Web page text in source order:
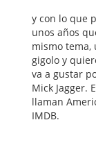
y con lo que
unos años
mismo tema,
gigolo y
va a gustar
Mick Jagger.
llaman
IMDB.